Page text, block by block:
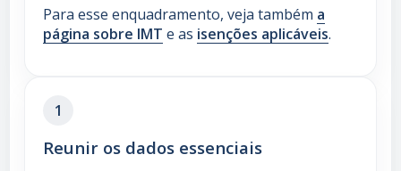
Para esse enquadramento, veja também a
página sobre IMT e as isenções aplicáveis.
1
Reunir os dados essenciais